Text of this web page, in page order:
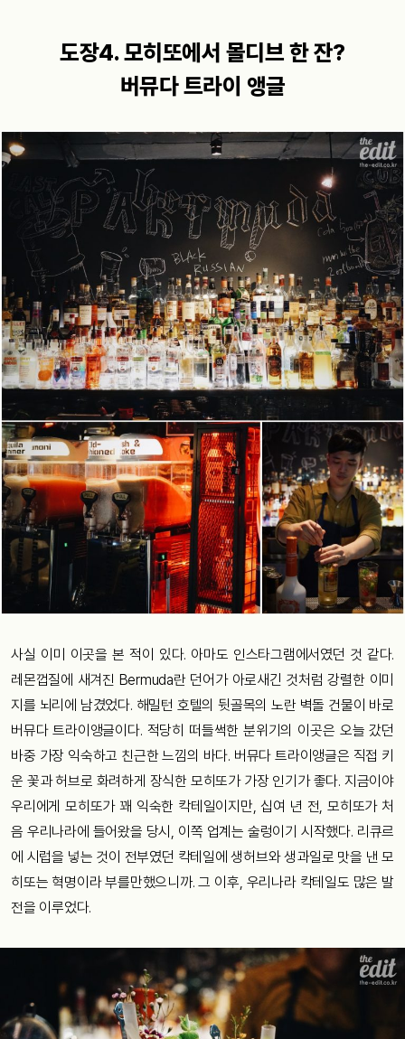
도장4. 모히또에서 몰디브 한 잔?
버뮤다 트라이 앵글
사실 이미 이곳을 본 적이 있다. 아마도 인스타그램에서였던 것 같다.
레몬껍질에 새겨진 Bermuda란 던어가 아로새긴 것처럼 강렬한 이미
지를 뇌리에 남겼었다. 해밀턴 호텔의 뒷골목의 노란 벽돌 건물이 바로
버뮤다 트라이앵글이다. 적당히 떠들썩한 분위기의 이곳은 오늘 갔던
바중 가장 익숙하고 친근한 느낌의 바다. 버뮤다 트라이앵글은 직접 키
운 꽃과 허브로 화려하게 장식한 모히또가 가장 인기가 좋다. 지금이야
우리에게 모히또가 꽤 익숙한 칵테일이지만, 십여 년 전, 모히또가 처
음 우리나라에 들어왔을 당시, 이쪽 업계는 술렁이기 시작했다. 리큐르
에 시럽을 넣는 것이 전부였던 칵테일에 생허브와 생과일로 맛을 낸 모
히또는 혁명이라 부를만했으니까. 그 이후, 우리나라 칵테일도 많은 발
전을 이루었다.